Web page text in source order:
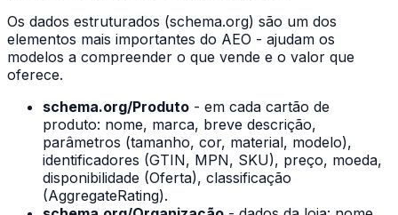
Os dados estruturados (schema.org) são um dos
elementos mais importantes do AEO - ajudam os
modelos a compreender o que vende e o valor que
oferece.
schema.org/Produto - em cada cartão de
produto: nome, marca, breve descrição,
parâmetros (tamanho, cor, material, modelo),
identificadores (GTIN, MPN, SKU), preço, moeda,
disponibilidade (Oferta), classificação
(AggregateRating).